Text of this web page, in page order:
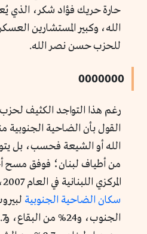
حارة حريك فؤاد شكر، الذي
الله، وكبير المستشارين
للحزب حسن نصر الله.
0000000
رغم هذا التواجد الكثيف لحزب
القول بأن الضاحية
الله أو الشيعة فحسب، بل
من أطياف لبنان؛ فوفق مسح
المركزي اللبنانية في العام 2007، بيَّن أن 50% من
سكان الضاحية الجنوبية